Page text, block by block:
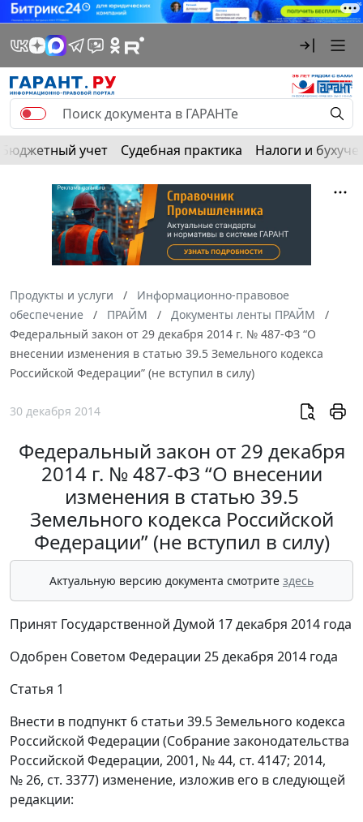
Бюджетный учет Судебная практика Налоги и
Продукты и услуги
Информационно-правовое
обеспечение
ПРАЙМ
Документы ленты ПРАЙМ
Федеральный закон от 29 декабря 2014 г. № 487-ФЗ “О
внесении изменения в статью 39.5 Земельного кодекса
Российской Федерации” (не вступил в силу)
30 декабря 2014
Федеральный закон от 29 декабря
2014 г. № 487-ФЗ “О внесении
изменения в статью 39.5
Земельного кодекса Российской
Федерации” (не вступил в силу)
Актуальную версию документа смотрите здесь
Принят Государственной Думой 17 декабря 2014 года
Одобрен Советом Федерации 25 декабря 2014 года
Статья 1
Внести в подпункт 6 статьи 39.5 Земельного кодекса
Российской Федерации (Собрание законодательства
Российской Федерации, 2001, № 44, ст. 4147; 2014,
№ 26, ст. 3377) изменение, изложив его в следующей
редакции: